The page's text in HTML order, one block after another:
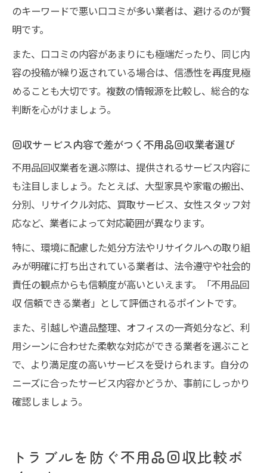
のキーワードで悪い口コミが多い業者は、避けるのが賢
明です。
また、口コミの内容があまりにも極端だったり、同じ内
容の投稿が繰り返されている場合は、信憑性を再度見極
めることも大切です。複数の情報源を比較し、総合的な
判断を心がけましょう。
回収サービス内容で差がつく不用品回収業者選び
不用品回収業者を選ぶ際は、提供されるサービス内容に
も注目しましょう。たとえば、大型家具や家電の搬出、
分別、リサイクル対応、買取サービス、女性スタッフ対
応など、業者によって対応範囲が異なります。
特に、環境に配慮した処分方法やリサイクルへの取り組
みが明確に打ち出されている業者は、法令遵守や社会的
責任の観点からも信頼度が高いといえます。「不用品回
収 信頼できる業者」として評価されるポイントです。
また、引越しや遺品整理、オフィスの一斉処分など、利
用シーンに合わせた柔軟な対応ができる業者を選ぶこと
で、より満足度の高いサービスを受けられます。自分の
ニーズに合ったサービス内容かどうか、事前にしっかり
確認しましょう。
トラブルを防ぐ不用品回収比較ポ